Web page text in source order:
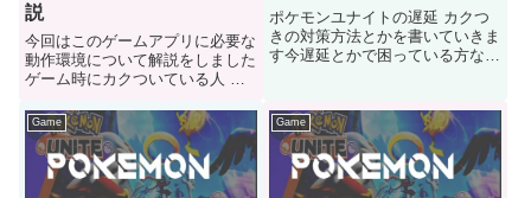
説
今回はこのゲームアプリに必要な
動作環境について解説をしました
ゲーム時にカクついている人 自
気になる人はご参考にどうぞ
ポケモンユナイトの遅延 カクつ
きの対策方法とかを書いていきま
す今遅延とかで困っている方など
Game Game